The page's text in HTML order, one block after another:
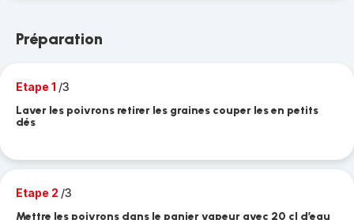
Préparation
Etape 1 /3
Laver les poivrons retirer les graines couper les en petits
dés
Etape 2 /3
Mettre les poivrons dans le panier vapeur avec 20 cl d’eau